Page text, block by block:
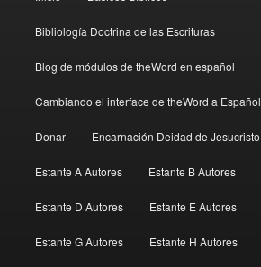
principal
Bibliología Doctrina de las Escrituras
Blog de módulos de theWord en español
Cambiando el interface de theWord a Español
Donar Encarnación Deidad de Jesucristo
Estante A Autores Estante B Autores
Estante D Autores Estante E Autores
Estante G Autores Estante H Autores